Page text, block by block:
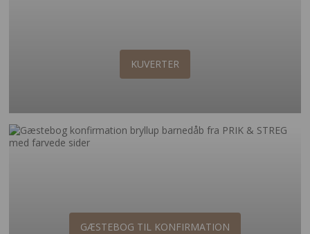
KUVERTER
GÆSTEBOG TIL KONFIRMATION